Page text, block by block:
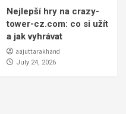
Nejlepší hry na crazy-
tower-cz.com: co si užít
a jak vyhrávat
aajuttarakhand
July 24, 2026